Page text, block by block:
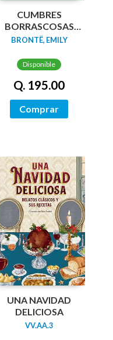
CUMBRES
BORRASCOSAS
(EDICION LIMITADA
TINTADOS)
BRONTË, EMILY
Disponible
Q. 195.00
Comprar
UNA NAVIDAD
DELICIOSA
VV.AA.3